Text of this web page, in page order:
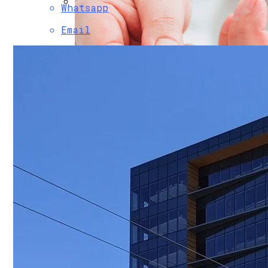
Беларусь Планирует Создать
Финансовая Грамотность: Как
Как Найти Баланс Между Работой И
249 Пользователей Из 250 Возможных.
Научное Объяснение Через Сколько
Интересные И Познавательные Факты
Какие Болезни Люди Провоцируют
Whatsapp
Email